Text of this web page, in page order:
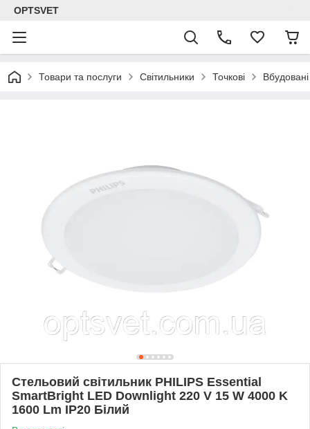
OPTSVET
Товари та послуги Світильники Точкові Вбудовані
Стельовий світильник PHILIPS Essential
SmartBright LED Downlight 220 V 15 W 4000 K
1600 Lm IP20 Білий